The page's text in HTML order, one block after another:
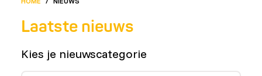
Laatste nieuws
Kies je nieuwscategorie